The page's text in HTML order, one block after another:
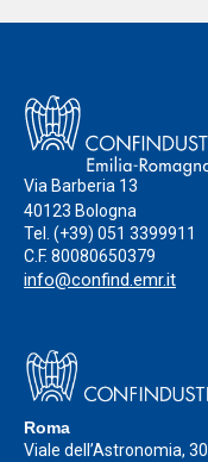
Via Barberia 13
40123 Bologna
Tel. (+39) 051 3399911
C.F. 80080650379
info@confind.emr.it
Roma
Viale dell’Astronomia, 30